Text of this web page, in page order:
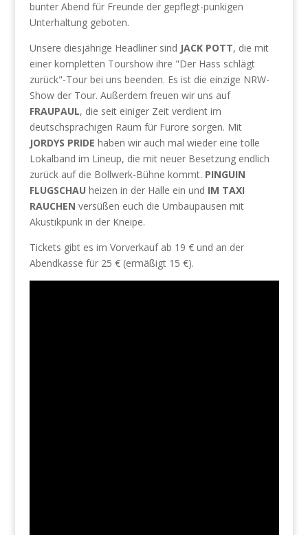
bunter Abend für Freunde der gepflegt-punkigen
Unterhaltung geboten.
Unsere diesjährige Headliner sind JACK POTT, die mit
einer kompletten Tourshow ihre "Der Hass schlägt
zurück"-Tour bei uns beenden. Es ist die einzige NRW-
Show der Tour. Außerdem freuen wir uns auf
FRAUPAUL, die seit einiger Zeit verdient im
deutschsprachigen Raum für Furore sorgen. Mit
JORDYS PRIDE haben wir auch mal wieder eine tolle
Lokalband im Lineup, die mit neuer Besetzung endlich
zurück auf die Bollwerk-Bühne kommt. PINGUIN
FLUGSCHAU heizen in der Halle ein und IM TAXI
RAUCHEN versüßen euch die Umbaupausen mit
Akustikpunk in der Kneipe.
Tickets gibt es im Vorverkauf ab 19 € und an der
Abendkasse für 25 € (ermäßigt 15 €).